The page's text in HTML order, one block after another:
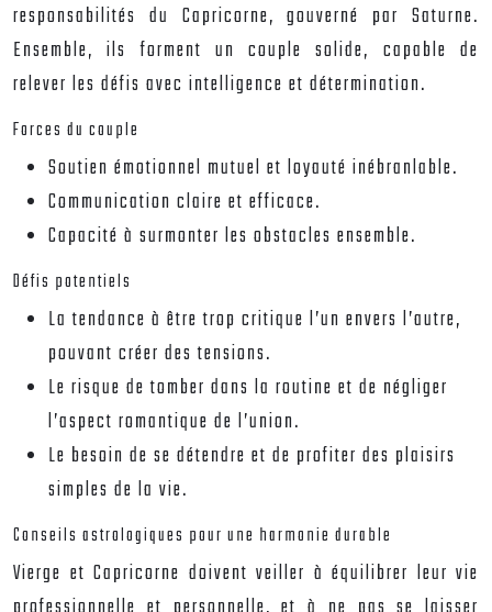
responsabilités du Capricorne, gouverné par Saturne.
Ensemble, ils forment un couple solide, capable de
relever les défis avec intelligence et détermination.
Forces du couple
Soutien émotionnel mutuel et loyauté inébranlable.
Communication claire et efficace.
Capacité à surmonter les obstacles ensemble.
Défis potentiels
La tendance à être trop critique l’un envers l’autre,
pouvant créer des tensions.
Le risque de tomber dans la routine et de négliger
l’aspect romantique de l’union.
Le besoin de se détendre et de profiter des plaisirs
simples de la vie.
Conseils astrologiques pour une harmonie durable
Vierge et Capricorne doivent veiller à équilibrer leur vie